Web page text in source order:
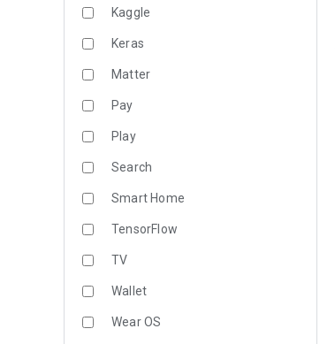
Kaggle
Keras
Matter
Pay
Play
Search
Smart Home
TensorFlow
TV
Wallet
Wear OS